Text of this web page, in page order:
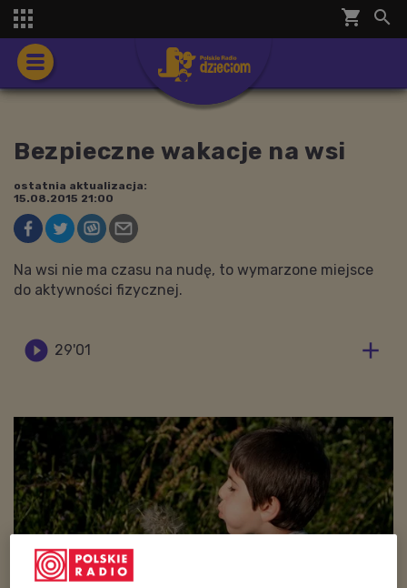
shopping_cart 

Bezpieczne wakacje na wsi
ostatnia aktualizacja:
15.08.2015 21:00
Na wsi nie ma czasu na nudę, to wymarzone miejsce
do aktywności fizycznej.
 29'01 